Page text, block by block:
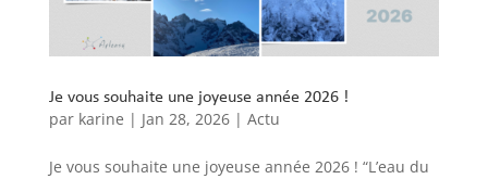
Je vous souhaite une joyeuse année 2026 !
par karine | Jan 28, 2026| Actu
Je vous souhaite une joyeuse année 2026 ! “L’eau du